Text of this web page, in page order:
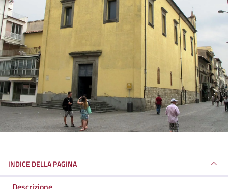
INDICE DELLA PAGINA